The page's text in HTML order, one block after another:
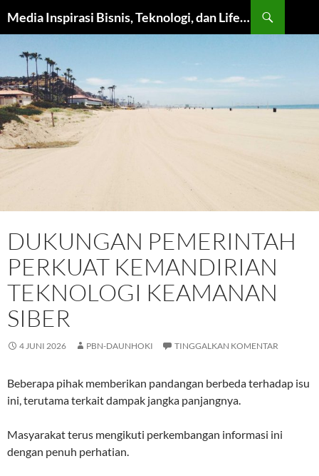
ke
Media Inspirasi Bisnis, Teknologi, dan Lifestyle Modern
DUKUNGAN PEMERINTAH
PERKUAT KEMANDIRIAN
TEKNOLOGI KEAMANAN
SIBER
4 JUNI 2026 PBN-DAUNHOKI TINGGALKAN KOMENTAR
Beberapa pihak memberikan pandangan berbeda terhadap isu
ini, terutama terkait dampak jangka panjangnya.
Masyarakat terus mengikuti perkembangan informasi ini
dengan penuh perhatian.